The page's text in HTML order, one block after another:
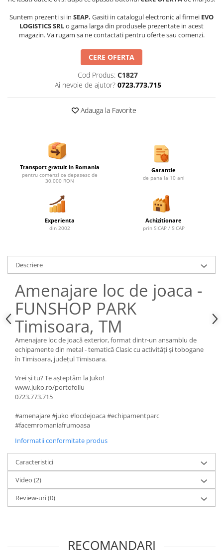
Ghivece de exterior
Ghivece din beton
Stalpi stradali
Stalpi / bolarzi de delimitare
Cismea stradala / gradina
Tomberoane si Pubele de Gunoi
Magazie pubele / tomberoane
Suntem prezenti si in SEAP. Gasiti in catalogul electronic al firmei EVO
LOGISTICS SRLo gama larga din produsele prezentate in acest
magazin. Va rugam sa ne contactati pentru oferte sau comenzi.
CERE OFERTA
Cod Produs: C1827
Ai nevoie de ajutor? 0723.773.715
Adauga la Favorite
Transport gratuit in Romania
pentru comenzi ce depasesc de
30.000 RON
Garantie
de pana la 10 ani
Experienta
din 2002
Achizitionare
prin SICAP / SICAP
Descriere
Amenajare loc de joaca -
FUNSHOP PARK
Timisoara, TM
Amenajare loc de joacă exterior, format dintr-un ansamblu de
echipamente din metal - tematică Clasic cu activități și tobogane
în Timisoara, județul Timisoara.
Vrei și tu? Te așteptăm la Juko!
www.juko.ro/portofoliu
0723.773.715
#amenajare #juko #locdejoaca #echipamentparc
#facemromaniafrumoasa
Informatii conformitate produs
Caracteristici
Video (2)
Review-uri(0)
RECOMANDARI